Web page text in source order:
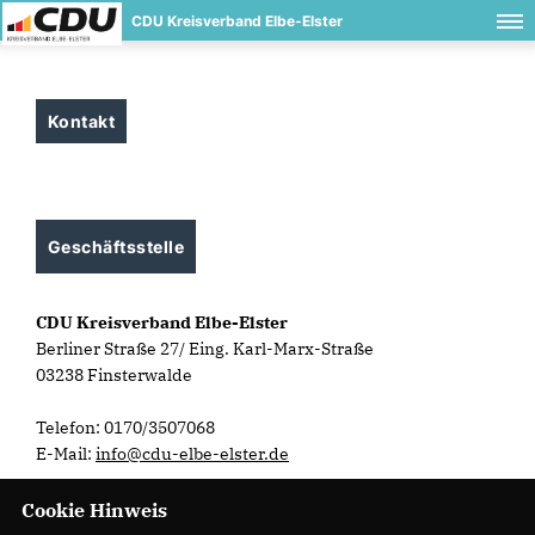
CDU Kreisverband Elbe-Elster
Kontakt
Geschäftsstelle
CDU Kreisverband Elbe-Elster
Berliner Straße 27/ Eing. Karl-Marx-Straße
03238 Finsterwalde
Telefon: 0170/3507068
E-Mail: info@cdu-elbe-elster.de
Cookie Hinweis